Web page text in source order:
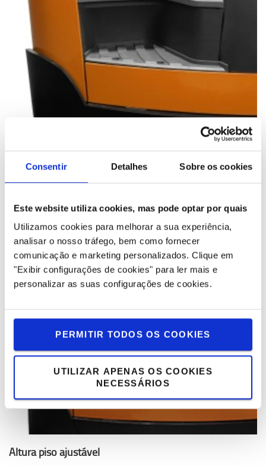
Consentir Detalhes Sobre os cookies
Este website utiliza cookies, mas pode optar por quais
Utilizamos cookies para melhorar a sua experiência,
analisar o nosso tráfego, bem como fornecer
comunicação e marketing personalizados. Clique em
"Exibir configurações de cookies" para ler mais e
personalizar as suas configurações de cookies.
PERMITIR TODOS OS COOKIES
UTILIZAR APENAS OS COOKIES
NECESSÁRIOS
Fácil acesso
O compartimento espaçoso e aberto com o baixo degrau de
acesso facilitam a entrada e saída do equipamento, o que é
durante o turno.
Altura piso ajustável